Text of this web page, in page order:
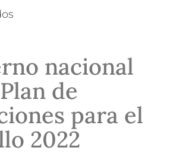
nacional
de
para el
2022